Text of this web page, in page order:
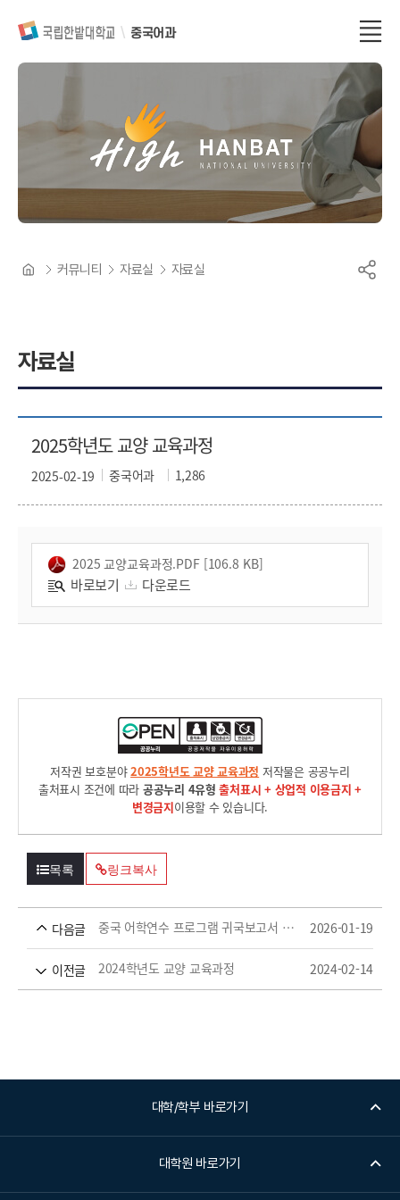
중국어과
자료실
커뮤니티 자료실 자료실
2025학년도 교양 교육과정
중국어과 1,286
2025-02-19
2025 교양교육과정.PDF [106.8 KB]
바로보기 다운로드
저작권 보호분야2025학년도 교양 교육과정 저작물은 공공누리
출처표시 조건에 따라 공공누리 4유형 출처표시 + 상업적 이용금지 +
변경금지이용할 수 있습니다.
목록 링크복사
다음글 중국 어학연수 프로그램 귀국보고서 양식 2026-01-19
이전글 2024학년도 교양 교육과정 2024-02-14
대학/학부 바로가기
대학원 바로가기